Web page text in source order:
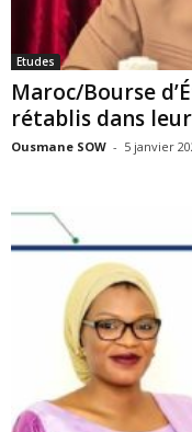
Etudes
Maroc/Bourse
rétablis dans
Ousmane SOW - 5 janvier